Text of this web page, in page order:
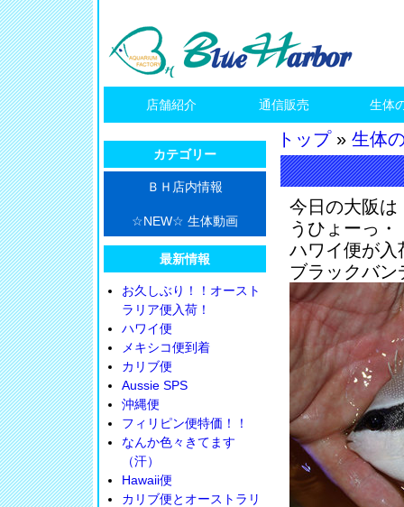
店舗紹介 通信販売 生体
カテゴリー
ＢＨ店内情報
☆NEW☆ 生体動画
最新情報
お久しぶり！！オースト
ラリア便入荷！
ハワイ便
メキシコ便到着
カリブ便
Aussie SPS
沖縄便
フィリピン便特価！！
なんか色々きてます
（汗）
Hawaii便
カリブ便とオーストラリ
トップ» 生体
今日の大阪は
うひょーっ
ハワイ便が入
ブラックバ